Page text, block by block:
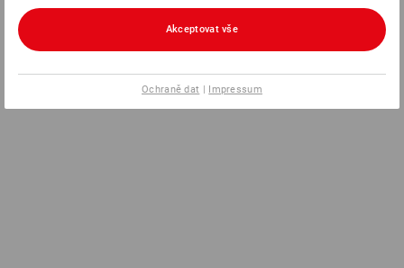
Akceptovat vše
Ochraně dat | Impressum